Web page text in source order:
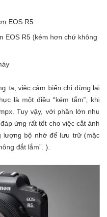
EOS R5
EOS R5 (kém hơn chứ không
ta, việc cảm biến chỉ dừng lại
là một điều “kém tắm”, khi
Tuy vậy, với phần lớn nhu
ứng rất tốt cho việc cắt ảnh
lượng bộ nhớ để lưu trữ (mặc
đắt lắm”. ).